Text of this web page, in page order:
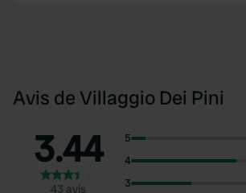
Avis de Villaggio Dei Pini
3.44
43 avis
5
4
3